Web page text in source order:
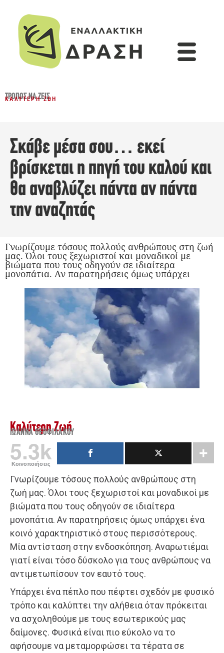
ΤΡΌΠΟΣ ΝΑ ΖΕΙΣ
ΚΑΛΎΤΕΡΗ ΖΩΉ
Σκάβε μέσα σου… εκεί
βρίσκεται η πηγή του καλού και
θα αναβλύζει πάντα αν πάντα
την αναζητάς
Γνωρίζουμε τόσους πολλούς ανθρώπους στη ζωή
μας. Όλοι τους ξεχωριστοί και μοναδικοί με
βιώματα που τους οδηγούν σε ιδιαίτερα
μονοπάτια. Αν παρατηρήσεις όμως υπάρχει
Καλύτερη Ζωή
ΙΩΆΝΝΑ ΘΕΟΦΙΛΆΚΟΥ
5.3k
Κοινοποιήσεις
Γνωρίζουμε τόσους πολλούς ανθρώπους στη
ζωή μας. Όλοι τους ξεχωριστοί και μοναδικοί με
βιώματα που τους οδηγούν σε ιδιαίτερα
μονοπάτια. Αν παρατηρήσεις όμως υπάρχει ένα
κοινό χαρακτηριστικό στους περισσότερους.
Μία αντίσταση στην ενδοσκόπηση. Αναρωτιέμαι
γιατί είναι τόσο δύσκολο για τους ανθρώπους να
αντιμετωπίσουν τον εαυτό τους.
Υπάρχει ένα πέπλο που πέφτει σχεδόν με φυσικό
τρόπο και καλύπτει την αλήθεια όταν πρόκειται
να ασχοληθούμε με τους εσωτερικούς μας
δαίμονες. Φυσικά είναι πιο εύκολο να το
αφήσουμε να μεταμορφώσει τα τέρατα σε